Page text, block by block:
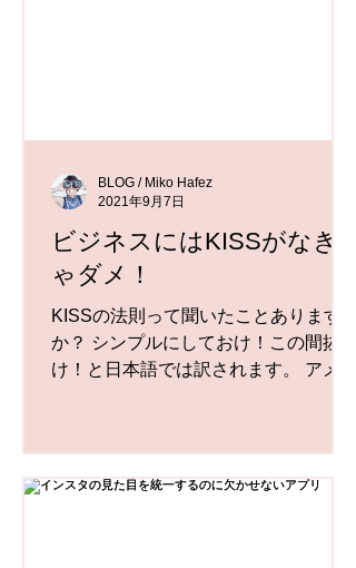
ビジネスにはKISSがなき
ゃダメ！
KISSの法則って聞いたことあります
か？ シンプルにしておけ！この間抜
け！と日本語では訳されます。 アメリ
KISSが欠かせません！...
BLOG / Miko Hafez
2021年9月7日